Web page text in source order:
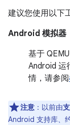
建议您使用以下
Android 模拟器
基于
Android 运
情，请参阅
注意 ：以前由
Android 支持库、